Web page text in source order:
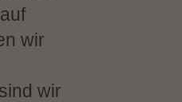
wir
wir